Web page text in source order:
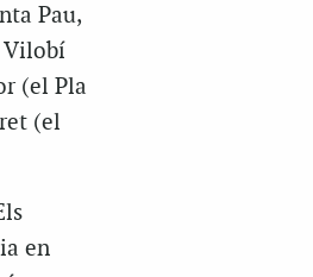
Pau,
Vilobí
(el Pla
(el
en